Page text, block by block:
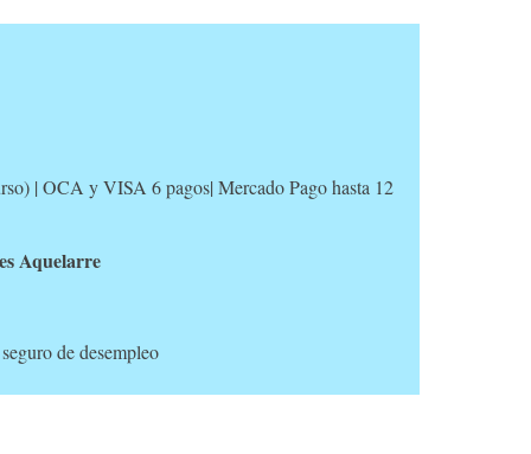
| OCA y VISA 6 pagos| Mercado Pago hasta 12
Aquelarre
de desempleo